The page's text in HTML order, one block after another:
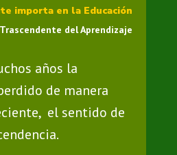
importa en la Educación
del Aprendizaje
años la
de manera
el sentido de